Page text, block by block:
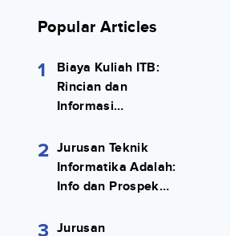
Popular Articles
1
Biaya Kuliah ITB:
Rincian dan
Informasi
2 Jurusan Teknik
Informatika Adalah:
Info dan Prospek
3 Jurusan